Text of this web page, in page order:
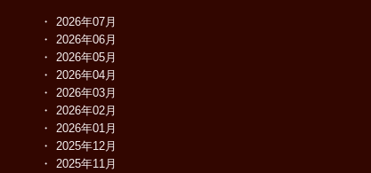
2026年07月
2026年06月
2026年05月
2026年04月
2026年03月
2026年02月
2026年01月
2025年12月
2025年11月